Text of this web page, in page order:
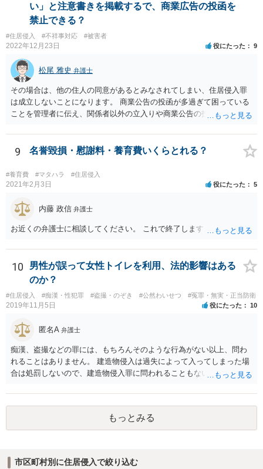
い」と注意書きを掲載するで、商業広告の投函を
禁止できる？
#住居侵入 #不祥事対応 #被害者
2022年12月23日 役にたった 9
松尾 雅史 弁護士
その場合は、他の住人の同意があるとみなされてしまい、住居侵入罪
は成立しないことになります。 商業公告の投函が多過ぎて困っている
ことを管理者に伝え、関係者以外の立入りや商業公告の投函を禁ずる
9 名誉毀損・慰謝料・養育費いくらとれる？
#養育費 #マタハラ #住居侵入
2021年2月3日 役にたった 5
内藤 政信 弁護士
お近くの弁護士に相談してください。 これで終了します。
10
男性が誤って女性トイレを利用、法的影響はある
のか？
#住居侵入 #痴漢・性犯罪 #盗撮・のぞき #公然わいせつ #冤罪・無実・正当防衛
2019年11月5日 役にたった 10
匿名A 弁護士
痴漢、盗撮などの罪には、もちろんそのような行為がない以上、問わ
れることはありません。 建造物侵入は過失によって入ってしまった場
合は処罰しないので、建造物侵入罪に問われることもないでしょう。
れることもないでしょうし、そのまま帰された以上おそらく立件もさ
れず取り調べもないと思います。
もっとみる
市区町村別に住居侵入で絞り込む